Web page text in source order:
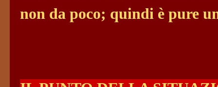
non da poco; quindi è pure